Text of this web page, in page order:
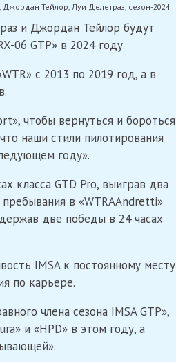
, Джордан Тейлор, Луи Делетраз, сезон-2024
и Джордан Тейлор будут
06 GTP» в 2024 году.
с 2013 по 2019 год, а в
чтобы вернуться и бороться
наши стили пилотирования
году».
класса GTD Pro, выиграв два
в «WTRAAndretti»
две победы в 24 часах
IMSA к постоянному месту
по карьере.
члена сезона IMSA GTP»,
и «HPD» в этом году, а